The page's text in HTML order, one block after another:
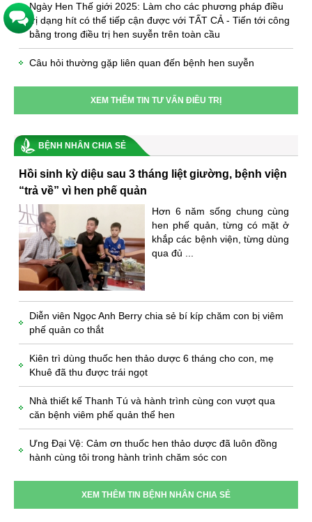
Ngày Hen Thế giới 2025: Làm cho các phương pháp điều
trị dạng hít có thể tiếp cận được với TẤT CẢ - Tiến tới công
bằng trong điều trị hen suyễn trên toàn cầu
Câu hỏi thường gặp liên quan đến bệnh hen suyễn
XEM THÊM TIN TƯ VẤN ĐIỀU TRỊ
BỆNH NHÂN CHIA SẺ
Hồi sinh kỳ diệu sau 3 tháng liệt giường, bệnh viện
“trả về” vì hen phế quản
Hơn 6 năm sống chung cùng
hen phế quản, từng có mặt ở
khắp các bệnh viện, từng dùng
qua đủ ...
Diễn viên Ngọc Anh Berry chia sẻ bí kíp chăm con bị viêm
phế quản co thắt
Kiên trì dùng thuốc hen thảo dược 6 tháng cho con, mẹ
Khuê đã thu được trái ngọt
Nhà thiết kế Thanh Tú và hành trình cùng con vượt qua
căn bệnh viêm phế quản thể hen
Ưng Đại Vệ: Cảm ơn thuốc hen thảo dược đã luôn đồng
hành cùng tôi trong hành trình chăm sóc con
XEM THÊM TIN BỆNH NHÂN CHIA SẺ